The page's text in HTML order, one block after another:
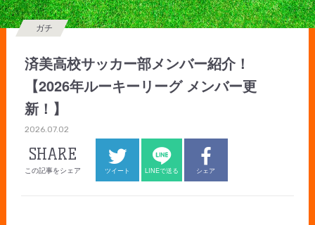
済美高校サッカー部メンバー紹介！
【2026年ルーキーリーグ メンバー更
新！】
ガチ
2026.07.02
SHARE
この記事をシェア ツイート LINEで送る シェア